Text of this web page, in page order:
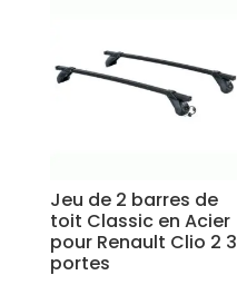
Jeu de 2 barres de
toit Classic en Acier
pour Renault Clio 2 3
portes